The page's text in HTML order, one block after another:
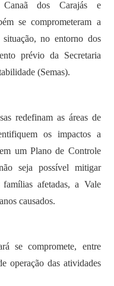
dos Carajás e
se comprometeram a
no entorno dos
prévio da Secretaria
(Semas).
redefinam as áreas de
os impactos a
um Plano de Controle
seja possível mitigar
afetadas, a Vale
causados.
se compromete, entre
operação das atividades